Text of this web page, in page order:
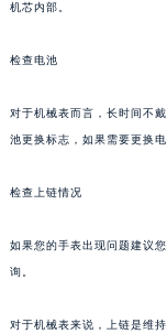
机芯内部。
检查电池
对于机械表而言，长时间不
池更换标志，如果需要更换
检查上链情况
如果您的手表出现问题建议
询。
对于机械表来说，上链是维